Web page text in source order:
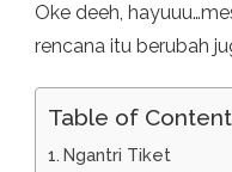
Oke deeh,
rencana itu berubah
Table of
Ngantri Tiket